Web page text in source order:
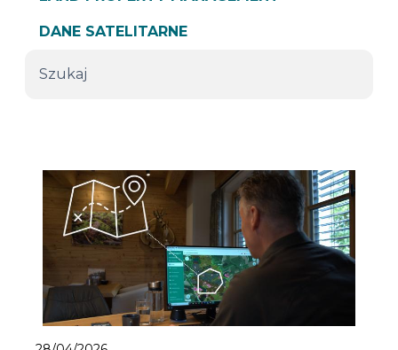
DANE SATELITARNE
Szukaj